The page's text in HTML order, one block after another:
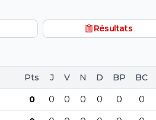
Résultats
Pts J V N D BP BC
0 0 0 0 0 0 0